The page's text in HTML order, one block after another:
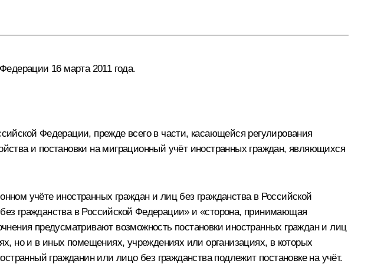
16 марта 2011 года.
Федерации, прежде всего в части, касающейся регулирования
и постановки на миграционный учёт иностранных граждан, являющихся
учёте иностранных граждан и лиц без гражданства в Российской
гражданства в Российской Федерации» и «сторона, принимающая
предусматривают возможность постановки иностранных граждан и лиц
но и в иных помещениях, учреждениях или организациях, в которых
гражданин или лицо без гражданства подлежит постановке на учёт.